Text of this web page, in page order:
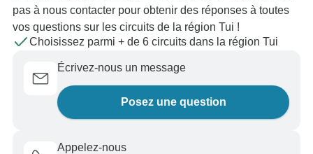
pas à nous contacter pour obtenir des réponses à toutes
vos questions sur les circuits de la région Tui !
Choisissez parmi + de 6 circuits dans la région Tui
Écrivez-nous un message
Posez une question
Appelez-nous